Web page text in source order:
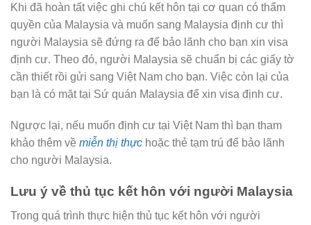
Khi đã hoàn tất việc ghi chú kết hôn tại cơ quan có thẩm
quyền của Malaysia và muốn sang Malaysia định cư thì
người Malaysia sẽ đứng ra để bảo lãnh cho bạn xin visa
định cư. Theo đó, người Malaysia sẽ chuẩn bị các giấy tờ
cần thiết rồi gửi sang Việt Nam cho bạn. Việc còn lại của
bạn là có mặt tại Sứ quán Malaysia để xin visa định cư.
Ngược lại, nếu muốn định cư tại Việt Nam thì bạn tham
khảo thêm về miễn thị thực hoặc thẻ tạm trú để bảo lãnh
cho người Malaysia.
Lưu ý về thủ tục kết hôn với người Malaysia
Trong quá trình thực hiện thủ tục kết hôn với người